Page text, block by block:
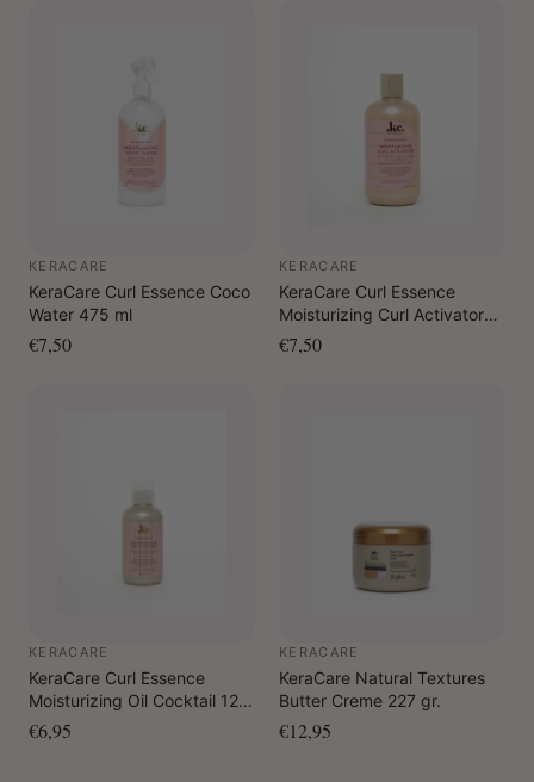
KERACARE
KeraCare Curl Essence Coco
Water 475 ml
€7,50
KERACARE
KeraCare Curl Essence
Moisturizing Curl Activator
355 ml
€7,50
KERACARE
KeraCare Curl Essence
Moisturizing Oil Cocktail 120
ml
€6,95
KERACARE
KeraCare Natural Textures
Butter Creme 227 gr.
€12,95